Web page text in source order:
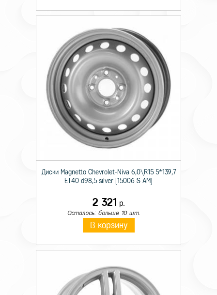
Диски Magnetto Chevrolet-Niva 6,0\R15 5*139,7
ET40 d98,5 silver [15006 S AM]
2 321 р.
Осталось: больше 10 шт.
В корзину